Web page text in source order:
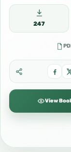
247
View